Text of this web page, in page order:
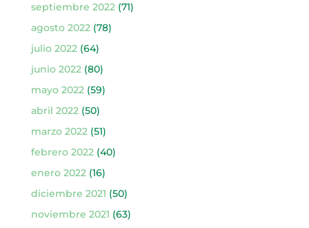
septiembre 2022(71)
agosto 2022(78)
julio 2022(64)
junio 2022(80)
mayo 2022(59)
abril 2022(50)
marzo 2022(51)
febrero 2022(40)
enero 2022(16)
diciembre 2021 (50)
noviembre 2021 (63)